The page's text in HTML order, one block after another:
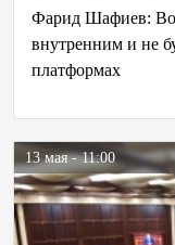
Фарид Шафиев:
внутренним и не
платформах
13 мая - 11:00